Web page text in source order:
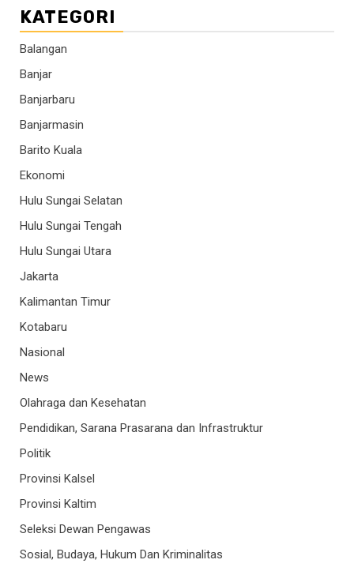
KATEGORI
Balangan
Banjar
Banjarbaru
Banjarmasin
Barito Kuala
Ekonomi
Hulu Sungai Selatan
Hulu Sungai Tengah
Hulu Sungai Utara
Jakarta
Kalimantan Timur
Kotabaru
Nasional
News
Olahraga dan Kesehatan
Pendidikan, Sarana Prasarana dan Infrastruktur
Politik
Provinsi Kalsel
Provinsi Kaltim
Seleksi Dewan Pengawas
Sosial, Budaya, Hukum Dan Kriminalitas